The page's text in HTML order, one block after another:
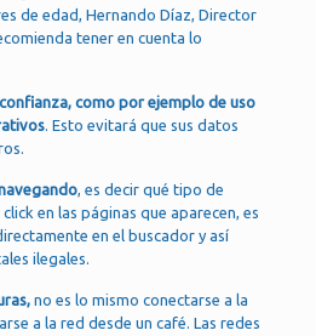
de edad, Hernando Díaz, Director
tener en cuenta lo
como por ejemplo de uso
. Esto evitará que sus datos
, es decir qué tipo de
en las páginas que aparecen, es
en el buscador y así
ilegales.
no es lo mismo conectarse a la
a la red desde un café. Las redes